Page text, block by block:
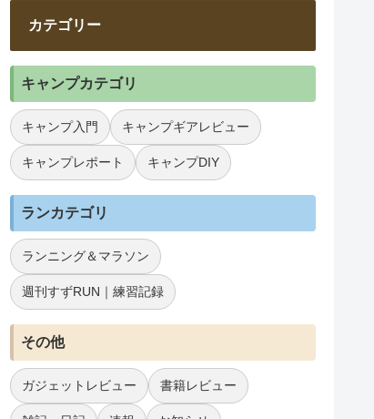
カテゴリー
キャンプカテゴリ
キャンプ入門 キャンプギアレビュー
キャンプレポート キャンプDIY
ランカテゴリ
ランニング＆マラソン
週刊すずRUN｜練習記録
その他
ガジェットレビュー 書籍レビュー